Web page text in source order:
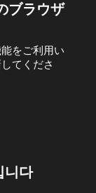
ブラウザ
をご利用い
てくださ
니다